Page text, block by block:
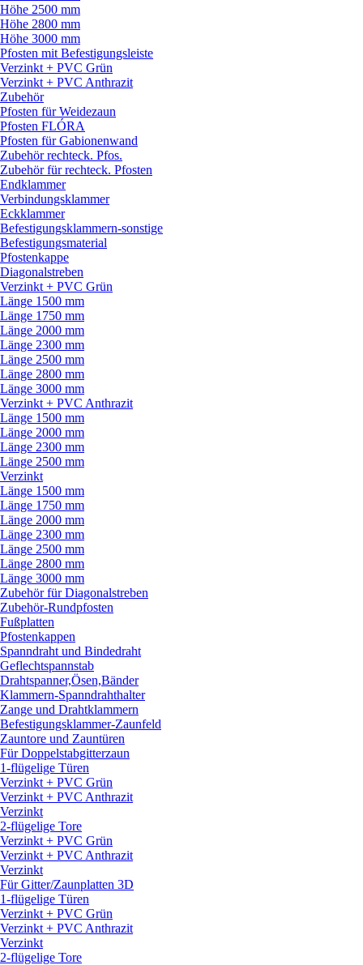
Höhe 2500 mm
Höhe 2800 mm
Höhe 3000 mm
Pfosten mit Befestigungsleiste
Verzinkt + PVC Grün
Verzinkt + PVC Anthrazit
Zubehör
Pfosten für Weidezaun
Pfosten FLÓRA
Pfosten für Gabionenwand
Zubehör rechteck. Pfos.
Zubehör für rechteck. Pfosten
Endklammer
Verbindungsklammer
Eckklammer
Befestigungsklammern-sonstige
Befestigungsmaterial
Pfostenkappe
Diagonalstreben
Verzinkt + PVC Grün
Länge 1500 mm
Länge 1750 mm
Länge 2000 mm
Länge 2300 mm
Länge 2500 mm
Länge 2800 mm
Länge 3000 mm
Verzinkt + PVC Anthrazit
Länge 1500 mm
Länge 2000 mm
Länge 2300 mm
Länge 2500 mm
Verzinkt
Länge 1500 mm
Länge 1750 mm
Länge 2000 mm
Länge 2300 mm
Länge 2500 mm
Länge 2800 mm
Länge 3000 mm
Zubehör für Diagonalstreben
Zubehör-Rundpfosten
Fußplatten
Pfostenkappen
Spanndraht und Bindedraht
Geflechtspannstab
Drahtspanner,Ösen,Bänder
Klammern-Spanndrahthalter
Zange und Drahtklammern
Befestigungsklammer-Zaunfeld
Zauntore und Zauntüren
Für Doppelstabgitterzaun
1-flügelige Türen
Verzinkt + PVC Grün
Verzinkt + PVC Anthrazit
Verzinkt
2-flügelige Tore
Verzinkt + PVC Grün
Verzinkt + PVC Anthrazit
Verzinkt
Für Gitter/Zaunplatten 3D
1-flügelige Türen
Verzinkt + PVC Grün
Verzinkt + PVC Anthrazit
Verzinkt
2-flügelige Tore